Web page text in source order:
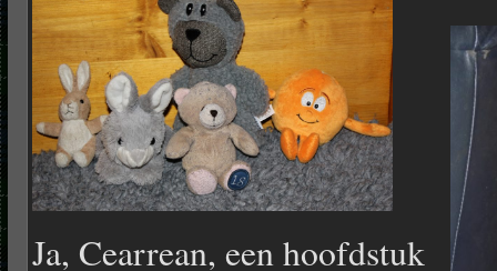
Ja, Cearrean, een hoofdstuk